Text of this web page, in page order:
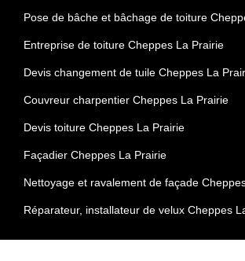
Pose de bâche et bâchage de toiture
Entreprise de toiture Cheppes La Prairie
Devis changement de tuile Cheppes La
Couvreur charpentier Cheppes La Prairie
Devis toiture Cheppes La Prairie
Façadier Cheppes La Prairie
Nettoyage et ravalement de façade
Réparateur, installateur de velux Cheppes